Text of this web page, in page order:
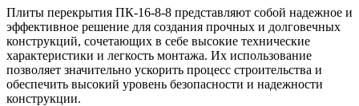
Плиты перекрытия ПК-16-8-8 представляют собой надежное и
эффективное решение для создания прочных и долговечных
конструкций, сочетающих в себе высокие технические
характеристики и легкость монтажа. Их использование
позволяет значительно ускорить процесс строительства и
обеспечить высокий уровень безопасности и надежности
конструкции.